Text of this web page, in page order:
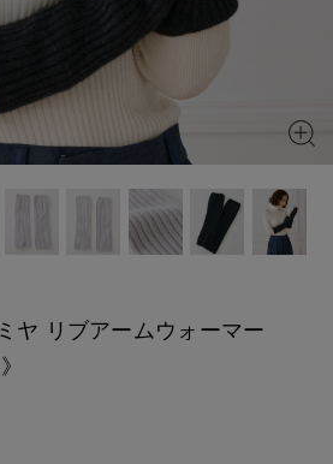
ヤ リブアームウォーマー